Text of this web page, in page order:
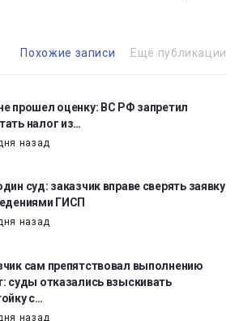
Похожие записи Ещё публикации
прошел оценку: ВС РФ запретил
налог из…
назад
суд: заказчик вправе сверять заявку
ГИСП
назад
сам препятствовал выполнению
суды отказались взыскивать
с…
назад